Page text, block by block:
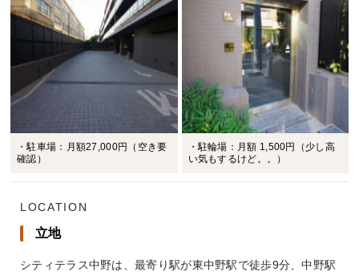
・駐車場：月額27,000円（空き要
確認）
・駐輪場：月額 1,500円（少し高
い気もするけど。。）
LOCATION
立地
シティテラス中野は、最寄り駅が東中野駅で徒歩9分、中野駅